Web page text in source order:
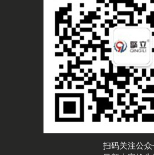
扫码关注公